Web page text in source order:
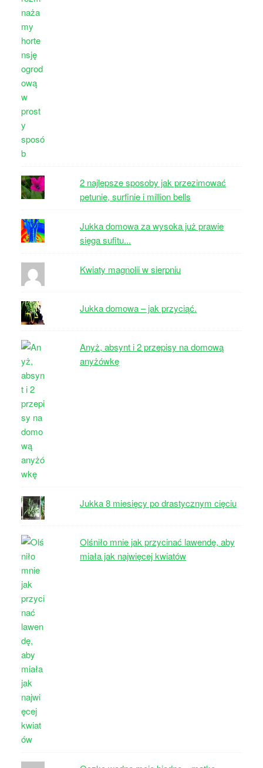
2 najlepsze sposoby jak przezimować
petunie, surfinie i million bells
Jukka domowa za wysoka już prawie
sięga sufitu...
Kwiaty magnolii w sierpniu
Jukka domowa – jak przyciąć.
Anyż, absynt i 2 przepisy na domową
anyżówkę
Jukka 8 miesięcy po drastycznym cięciu
Olśniło mnie jak przycinać lawendę, aby
miała jak najwięcej kwiatów